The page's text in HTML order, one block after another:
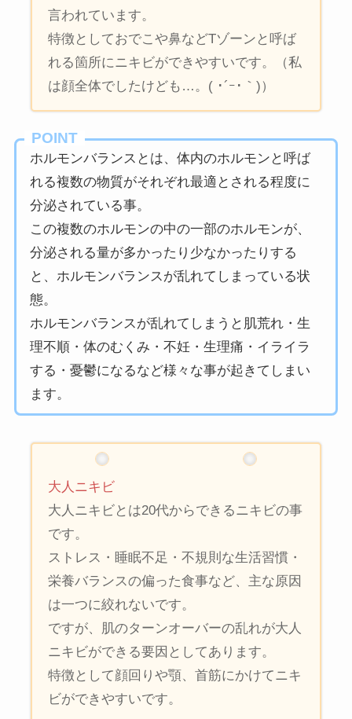
言われています。
特徴としておでこや鼻などTゾーンと呼ば
れる箇所にニキビができやすいです。（私
は顔全体でしたけども…。( ･´ｰ･｀)）
POINT
ホルモンバランスとは、体内のホルモンと呼ば
れる複数の物質がそれぞれ最適とされる程度に
分泌されている事。
この複数のホルモンの中の一部のホルモンが、
分泌される量が多かったり少なかったりする
と、ホルモンバランスが乱れてしまっている状
態。
ホルモンバランスが乱れてしまうと肌荒れ・生
理不順・体のむくみ・不妊・生理痛・イライラ
する・憂鬱になるなど様々な事が起きてしまい
ます。
大人ニキビ
大人ニキビとは20代からできるニキビの事
です。
ストレス・睡眠不足・不規則な生活習慣・
栄養バランスの偏った食事など、主な原因
は一つに絞れないです。
ですが、肌のターンオーバーの乱れが大人
ニキビができる要因としてあります。
特徴として顔回りや顎、首筋にかけてニキ
ビができやすいです。